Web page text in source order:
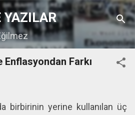
içeriğe atla
YAZILAR
Enflasyondan Farkı
birbirinin yerine kullanılan üç